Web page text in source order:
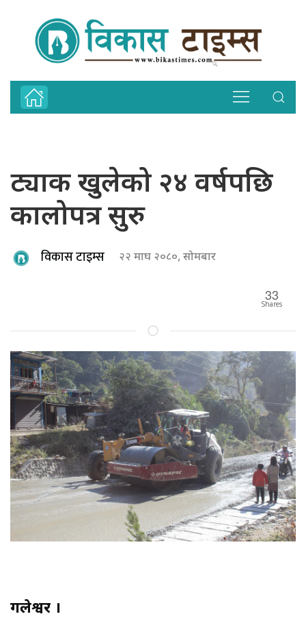
ट्याक खुलेको २४ वर्षपछि
कालोपत्र सुरु
विकास टाइम्स २२ माघ २०८०, सोमबार
33
Shares
गलेश्वर ।